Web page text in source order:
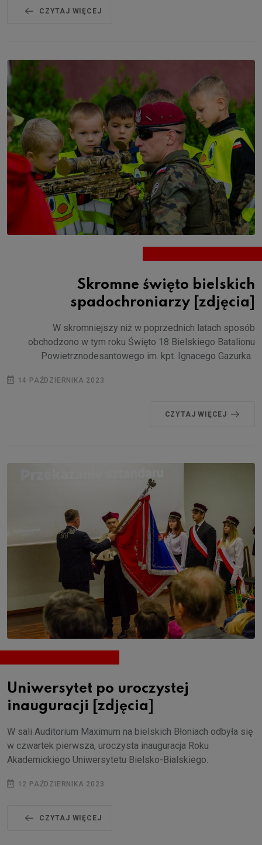
CZYTAJ WIĘCEJ
Skromne święto bielskich
spadochroniarzy [zdjęcia]
W skromniejszy niż w poprzednich latach sposób
obchodzono w tym roku Święto 18 Bielskiego Batalionu
Powietrznodesantowego im. kpt. Ignacego Gazurka.
14 PAŹDZIERNIKA 2023
CZYTAJ WIĘCEJ
Uniwersytet po uroczystej
inauguracji [zdjęcia]
W sali Auditorium Maximum na bielskich Błoniach odbyła się
w czwartek pierwsza, uroczysta inauguracja Roku
Akademickiego Uniwersytetu Bielsko-Bialskiego.
12 PAŹDZIERNIKA 2023
CZYTAJ WIĘCEJ